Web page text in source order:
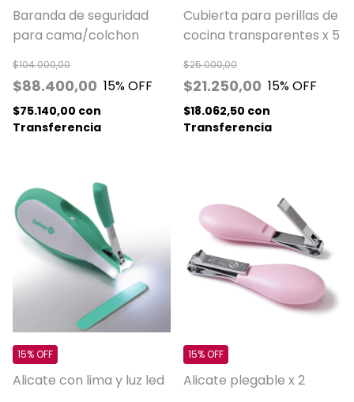
Baranda de seguridad
para cama/colchon
$88.400,00
$104.000,00
15% OFF
$75.140,00 con
Transferencia
Cubierta para perillas de
cocina transparentes x 5
$21.250,00
$25.000,00
15% OFF
$18.062,50 con
Transferencia
Alicate con lima y luz led
15% OFF
Alicate plegable x 2
15% OFF